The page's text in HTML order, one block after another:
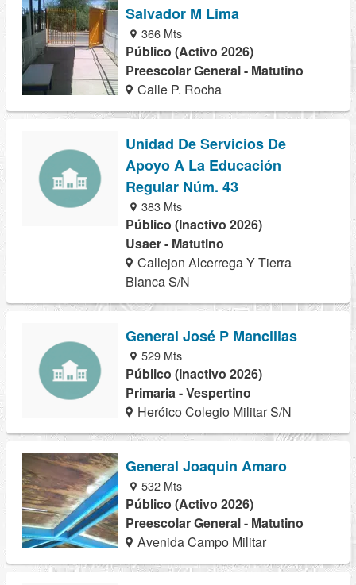
Salvador M Lima
366 Mts
Público (Activo 2026)
Preescolar General - Matutino
Calle P. Rocha
Unidad De Servicios De
Apoyo A La Educación
Regular Núm. 43
383 Mts
Público (Inactivo 2026)
Usaer - Matutino
Callejon Alcerrega Y Tierra
Blanca S/N
General José P Mancillas
529 Mts
Público (Inactivo 2026)
Primaria - Vespertino
Heróico Colegio Militar S/N
General Joaquin Amaro
532 Mts
Público (Activo 2026)
Preescolar General - Matutino
Avenida Campo Militar